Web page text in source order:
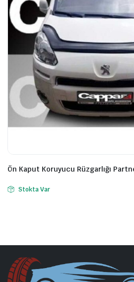
Ön Kaput Koruyucu Rüzgarlığı
Stokta Var